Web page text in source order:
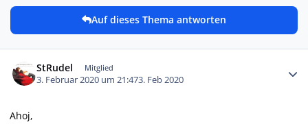
Auf dieses Thema antworten
StRudel Mitglied
3. Februar 2020 um 21:473. Feb 2020
Ahoj,